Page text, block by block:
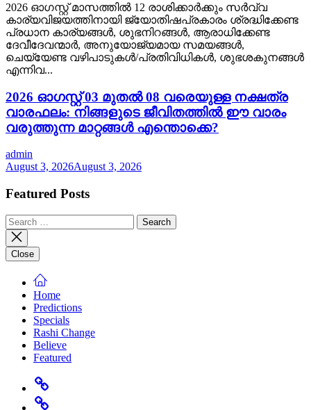
2026 ഓഗസ്റ്റ് മാസത്തിൽ 12 രാശിക്കാർക്കും സർവ്വ
കാര്യവിജയത്തിനായി ജ്യോതിഷപ്രകാരം ശ്രദ്ധിക്കേണ്ട
പ്രധാന കാര്യങ്ങൾ, ശുഭനിറങ്ങൾ, ആരാധിക്കേണ്ട
ദേവീദേവന്മാർ, അനുയോജ്യമായ സമയങ്ങൾ,
ചെയ്യേണ്ട വഴിപാടുകൾ/പ്രതിവിധികൾ, ശുഭശകുനങ്ങൾ
എന്നിവ...
2026 ഓഗസ്റ്റ് 03 മുതൽ 08 വരെയുള്ള നക്ഷത്ര
വാരഫലം: നിങ്ങളുടെ ജീവിതത്തിൽ ഈ വാരം
വരുത്തുന്ന മാറ്റങ്ങൾ എന്തൊക്കെ?
admin
August 3, 2026August 3, 2026
Featured Posts
Search
for:
Close
Home
Predictions
Specials
Rashi Change
Believe
Featured
Home
Predictions